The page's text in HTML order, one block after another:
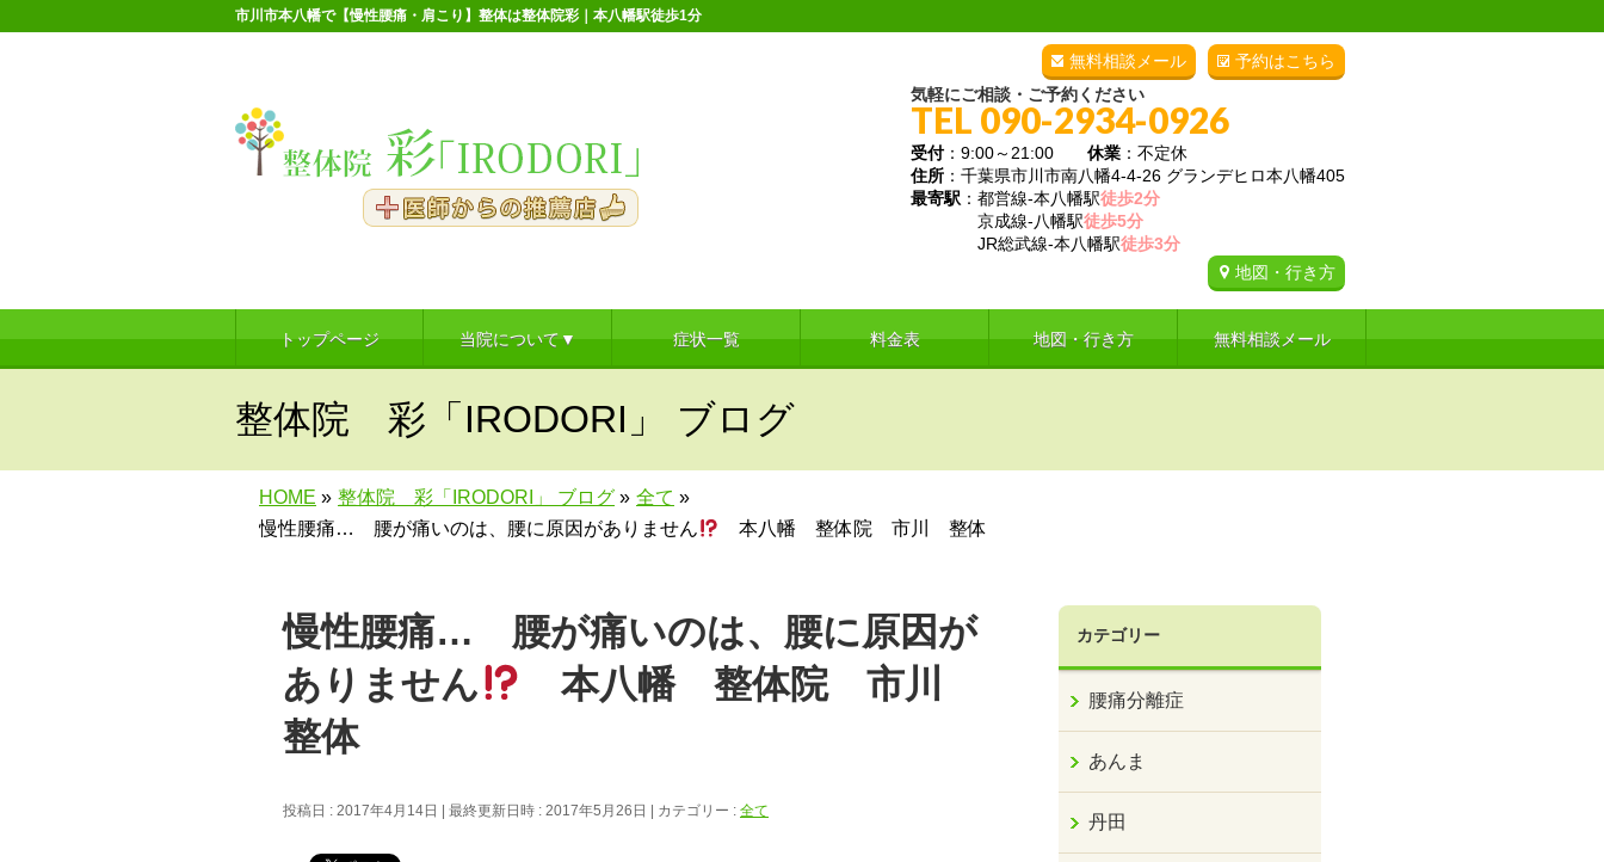
市川市本八幡で【慢性腰痛・肩こり】整体は整体院彩｜本八幡駅徒歩1分
予約はこちら
無料相談メール
気軽にご相談・ご予約ください
TEL 090-2934-0926
受付：9:00～21:00 休業 ：不定休
住所 ：千葉県市川市南八幡4-4-26 グランデヒロ本八幡405
最寄駅 ：都営線-本八幡駅徒歩2分
京成線-八幡駅徒歩5分
JR総武線-本八幡駅徒歩3分
地図・行き方
トップページ 当院について▼ 症状一覧 料金表 地図・行き方 無料相談メール
整体院 彩「IRODORI」 ブログ
HOME » 整体院 彩「IRODORI」 ブログ » 全て »
慢性腰痛… 腰が痛いのは、腰に原因がありません
本八幡 整体院 市川 整体
慢性腰痛… 腰が痛いのは、腰に原因が
ありません
本八幡 整体院 市川
整体
投稿日 : 2017年4月14日 最終更新日時 : 2017年5月26日 カテゴリー : 全て
カテゴリー
腰痛分離症
あんま
丹田